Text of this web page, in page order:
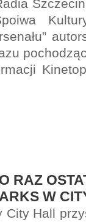
RAZ
W
City Hall